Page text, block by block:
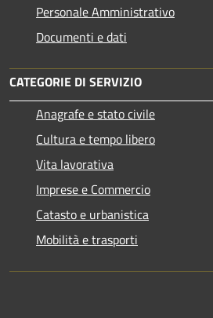
Personale Amministrativo
Documenti e dati
CATEGORIE DI SERVIZIO
Anagrafe e stato civile
Cultura e tempo libero
Vita lavorativa
Imprese e Commercio
Catasto e urbanistica
Mobilità e trasporti